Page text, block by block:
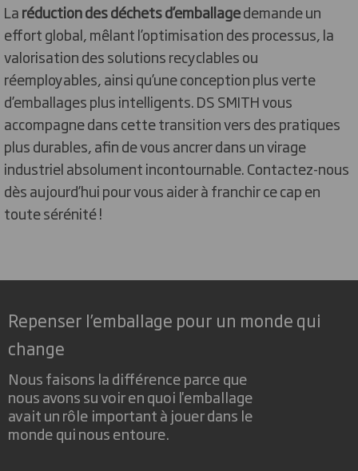
Laréduction des déchets d’emballagedemande un
effort global, mêlant l’optimisation des processus, la
valorisation des solutions recyclables ou
réemployables, ainsi qu’une conception plus verte
d’emballages plus intelligents. DS SMITH vous
accompagne dans cette transition vers des pratiques
plus durables, afin de vous ancrer dans un virage
industriel absolument incontournable. Contactez-nous
dès aujourd’hui pour vous aider à franchir ce cap en
toute sérénité !
Repenser l’emballage pour un monde qui
change
Nous faisons la différence parce que
nous avons su voir en quoi l'emballage
avait un rôle important à jouer dans le
monde qui nous entoure.